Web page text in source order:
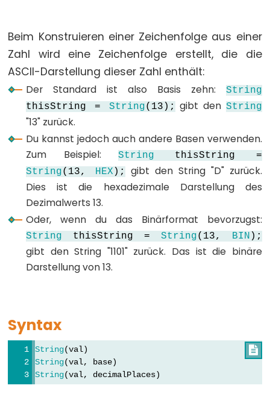
Data
Types
array
boolean
byte
char
double
float
long
String()
unsigned
char
unsigned
Beim Konstruieren einer Zeichenfolge aus einer
Zahl wird eine Zeichenfolge erstellt, die die
ASCII-Darstellung dieser Zahl enthält:
Der Standard ist also Basis zehn:
String
thisString = String(13); gibt den String
"13" zurück.
Du kannst jedoch auch andere Basen verwenden.
Zum Beispiel:
String thisString =
String(13, HEX );
gibt den String "D" zurück.
Dies ist die hexadezimale Darstellung des
Dezimalwerts 13.
Oder, wenn du das Binärformat bevorzugst:
String thisString = String(13, BIN );
gibt den String "1101" zurück. Das ist die binäre
Darstellung von 13.
Syntax

String(val)
String(val, base)
String(val, decimalPlaces)